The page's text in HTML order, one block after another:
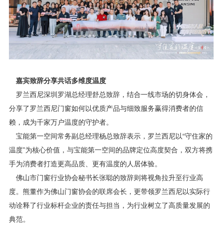
嘉宾致辞分享共话多维度温度
罗兰西尼深圳罗湖总经理舒总致辞，结合一线市场的切身体会，
分享了罗兰西尼门窗如何以优质产品与细致服务赢得消费者的信
赖，成为千家万户温度的守护者。
宝能第一空间常务副总经理杨总致辞表示，罗兰西尼以“守住家的
温度”为核心价值，与宝能第一空间的品牌定位高度契合，双方将携
手为消费者打造更高品质、更有温度的人居体验。
佛山市门窗行业协会秘书长张聪的致辞则将视角拉升至行业高
度。熊董作为佛山门窗协会的联席会长，更带领罗兰西尼以实际行
动诠释了行业标杆企业的责任与担当，为行业树立了高质量发展的
典范。